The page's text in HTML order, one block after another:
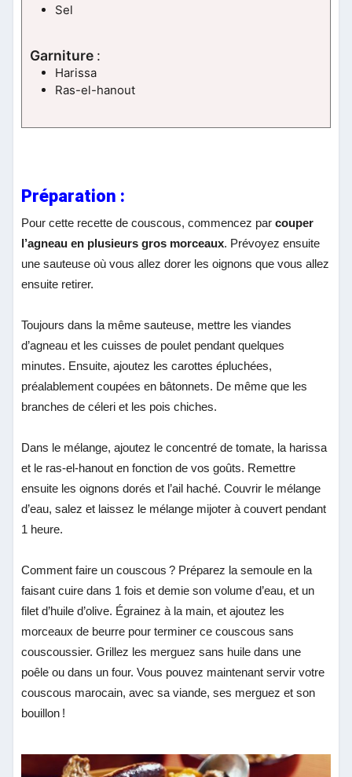
Sel
Garniture :
Harissa
Ras-el-hanout
Préparation :
Pour cette recette de couscous, commencez parcouper
l’agneau en plusieurs gros morceaux. Prévoyez ensuite
une sauteuse où vous allez dorer les oignons que vous allez
ensuite retirer.
Toujours dans la même sauteuse, mettre les viandes
d’agneau et les cuisses de poulet pendant quelques
minutes. Ensuite, ajoutez les carottes épluchées,
préalablement coupées en bâtonnets. De même que les
branches de céleri et les pois chiches.
Dans le mélange, ajoutez le concentré de tomate, la harissa
et le ras-el-hanout en fonction de vos goûts. Remettre
ensuite les oignons dorés et l’ail haché. Couvrir le mélange
d’eau, salez et laissez le mélange mijoter à couvert pendant
1 heure.
Comment faire un couscous ? Préparez la semoule en la
faisant cuire dans 1 fois et demie son volume d’eau, et un
filet d’huile d’olive. Égrainez à la main, et ajoutez les
morceaux de beurre pour terminer ce couscous sans
couscoussier. Grillez les merguez sans huile dans une
poêle ou dans un four. Vous pouvez maintenant servir votre
couscous marocain, avec sa viande, ses merguez et son
bouillon !